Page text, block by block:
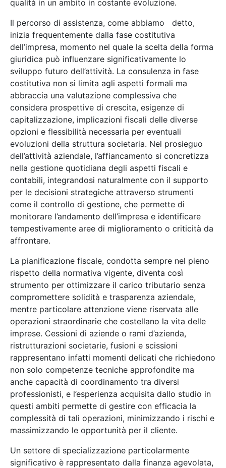
qualità in un ambito in costante evoluzione.
Il percorso di assistenza, come abbiamo detto,
inizia frequentemente dalla fase costitutiva
dell’impresa, momento nel quale la scelta della forma
giuridica può influenzare significativamente lo
sviluppo futuro dell’attività. La consulenza in fase
costitutiva non si limita agli aspetti formali ma
abbraccia una valutazione complessiva che
considera prospettive di crescita, esigenze di
capitalizzazione, implicazioni fiscali delle diverse
opzioni e flessibilità necessaria per eventuali
evoluzioni della struttura societaria. Nel prosieguo
dell’attività aziendale, l’affiancamento si concretizza
nella gestione quotidiana degli aspetti fiscali e
contabili, integrandosi naturalmente con il supporto
per le decisioni strategiche attraverso strumenti
come il controllo di gestione, che permette di
monitorare l’andamento dell’impresa e identificare
tempestivamente aree di miglioramento o criticità da
affrontare.
La pianificazione fiscale, condotta sempre nel pieno
rispetto della normativa vigente, diventa così
strumento per ottimizzare il carico tributario senza
compromettere solidità e trasparenza aziendale,
mentre particolare attenzione viene riservata alle
operazioni straordinarie che costellano la vita delle
imprese. Cessioni di aziende o rami d’azienda,
ristrutturazioni societarie, fusioni e scissioni
rappresentano infatti momenti delicati che richiedono
non solo competenze tecniche approfondite ma
anche capacità di coordinamento tra diversi
professionisti, e l’esperienza acquisita dallo studio in
questi ambiti permette di gestire con efficacia la
complessità di tali operazioni, minimizzando i rischi e
massimizzando le opportunità per il cliente.
Un settore di specializzazione particolarmente
significativo è rappresentato dalla finanza agevolata,